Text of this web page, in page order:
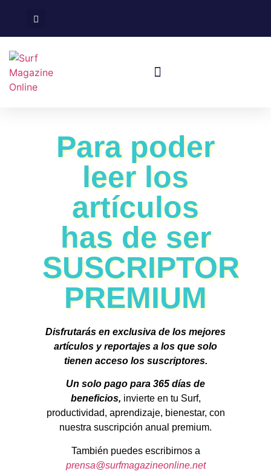
Para poder
leer los
artículos
has de ser
SUSCRIPTOR
PREMIUM
Disfrutarás en exclusiva de los mejores
artículos y reportajes a los que solo
tienen acceso los suscriptores.
Un solo pago para 365 días de
beneficios, invierte en tu Surf,
productividad, aprendizaje, bienestar, con
nuestra suscripción anual premium.
También puedes escribirnos a
prensa@surfmagazineonline.net